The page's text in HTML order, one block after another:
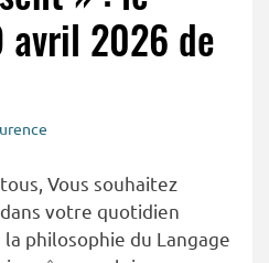
avril 2026 de
Vous souhaitez
votre quotidien
philosophie du Langage